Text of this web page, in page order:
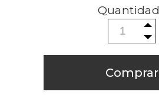
Comprar